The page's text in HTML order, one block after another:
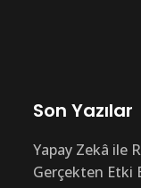
Son Yazılar
Yapay Zekâ ile
Gerçekten Etki